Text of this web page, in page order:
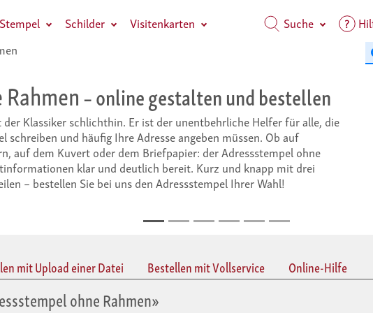
Stempel Schilder Visitenkarten Suche
und bestellen
unentbehrliche Helfer für alle, die
angeben müssen. Ob auf
der Adressstempel ohne
Kurz und knapp mit drei
Ihrer Wahl!
mit Upload einer Datei Bestellen mit Vollservice Online-Hilfe
ohne Rahmen»